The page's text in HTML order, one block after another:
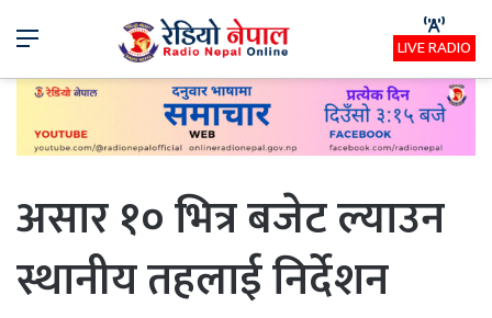
Menu LIVE RADIO
असार १० भित्र बजेट ल्याउन
स्थानीय तहलाई निर्देशन